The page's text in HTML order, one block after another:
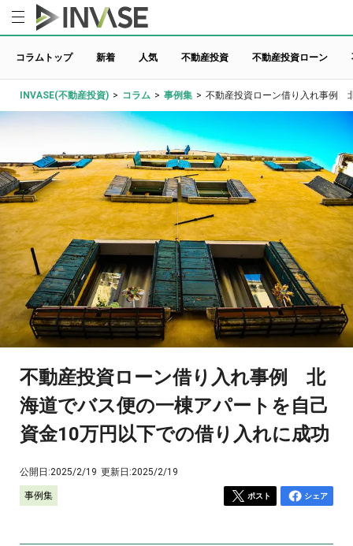
コラムトップ 新着 人気 不動産投資 不動産投資ローン
INVASE(不動産投資) > コラム > 事例集 > 不動産投資ローン借り入れ事例
不動産投資ローン借り入れ事例 北
海道でバス便の一棟アパートを自己
資金10万円以下での借り入れに成功
公開日:2025/2/19 更新日:2025/2/19
事例集 ポスト シェア